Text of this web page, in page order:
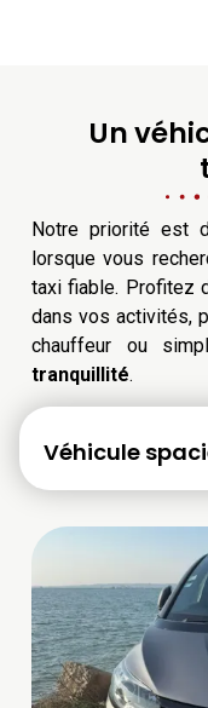
Un
Notre priorité est
lorsque vous
taxi fiable. Profitez
dans vos activités,
chauffeur ou
tranquillité.
Véhicule